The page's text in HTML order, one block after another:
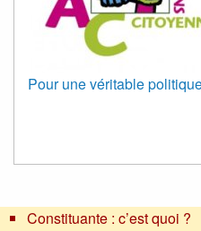
Pour une véritable
Constituante : c’est quoi ?